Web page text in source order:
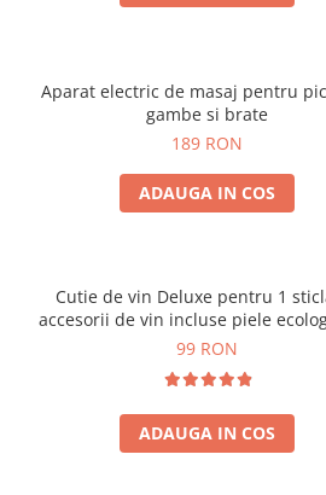
Aparat electric de masaj pentru
gambe si brate
189 RON
ADAUGA IN COS
Cutie de vin Deluxe pentru 1
accesorii de vin incluse piele
crocodil
99 RON
ADAUGA IN COS